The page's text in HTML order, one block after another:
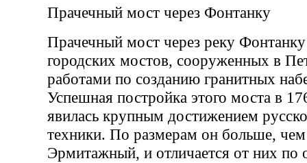
Прачечный мост через Фонтанку
Прачечный мост через реку
городских мостов, сооруженных в
работами по созданию гранитных
Успешная постройка этого моста в
явилась крупным достижением
техники. По размерам он больше,
Эрмитажный, и отличается от них по